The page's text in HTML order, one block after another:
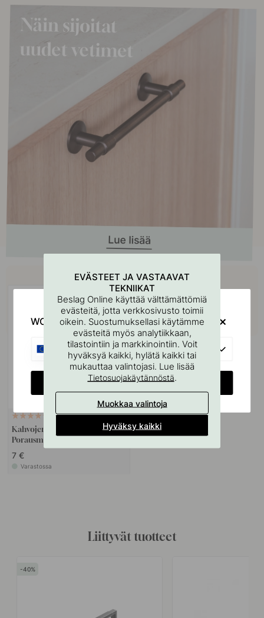
Osta yhdessä
127
Kahvojen Ja Nuppien
Porausmalli
7 €
Varastossa
Liittyvät tuotteet
40
EVÄSTEET JA VASTAAVAT
TEKNIIKAT
Beslag Online käyttää välttämättömiä
evästeitä, jotta verkkosivusto toimii
oikein. Suostumuksellasi käytämme
evästeitä myös analytiikkaan,
tilastointiin ja markkinointiin. Voit
hyväksyä kaikki, hylätä kaikki tai
mukauttaa valintojasi. Lue lisää
Tietosuojakäytännöstä.
Muokkaa valintoja
Hyväksy kaikki
WOULD YOU RATHER VISIT?
EU
CHANGE COUNTRY